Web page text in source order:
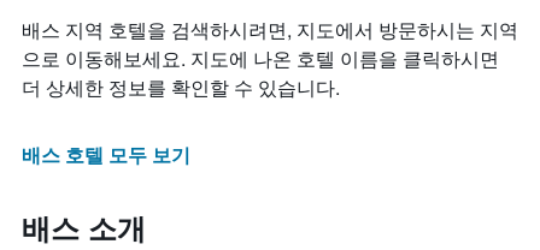
배스 지역 호텔을 검색하시려면, 지도에서 방문하시는 지역
으로 이동해보세요. 지도에 나온 호텔 이름을 클릭하시면
더 상세한 정보를 확인할 수 있습니다.
배스 호텔 모두 보기
배스 소개